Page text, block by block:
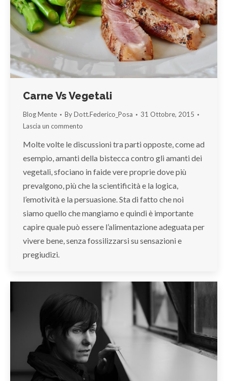
Carne Vs Vegetali
Blog Mente ByDott.Federico_Posa
31 Ottobre, 2015
Lascia un commento
Molte volte le discussioni tra parti opposte, come ad
esempio, amanti della bistecca contro gli amanti dei
vegetali, sfociano in faide vere proprie dove più
prevalgono, più che la scientificità e la logica,
l’emotività e la persuasione. Sta di fatto che noi
siamo quello che mangiamo e quindi è importante
capire quale può essere l’alimentazione adeguata per
vivere bene, senza fossilizzarsi su sensazioni e
pregiudizi.